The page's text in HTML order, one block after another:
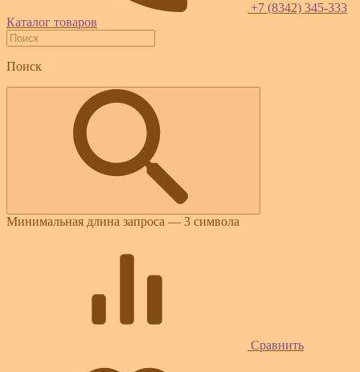
+7 (8342) 345-333
Каталог товаров
Поиск
Минимальная длина запроса — 3 символа
Сравнить